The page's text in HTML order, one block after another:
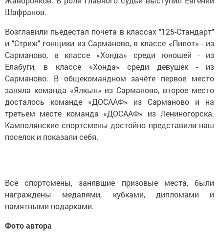
Шафранов.
Возглавили пьедестал почета в классах "125-Стандарт"
и "Стриж" гонщики из Сарманово, в классе «Пилот» - из
Сарманово, в классе «Хонда» среди юношей - из
Елабуги, в классе «Хонда» среди девушек - из
Сарманово. В общекомандном зачёте первое место
заняла команда «Ялкын» из Сарманово, второе место
досталось команде «ДОСААФ» из Сарманово и на
третьем месте команда «ДОСААФ» из Лениногорска.
Камполянские спортсмены достойно представили наш
поселок и показали себя.
Все спортсмены, занявшие призовые места, были
награждены медалями, кубками, дипломами и
памятными подарками.
Фото автора